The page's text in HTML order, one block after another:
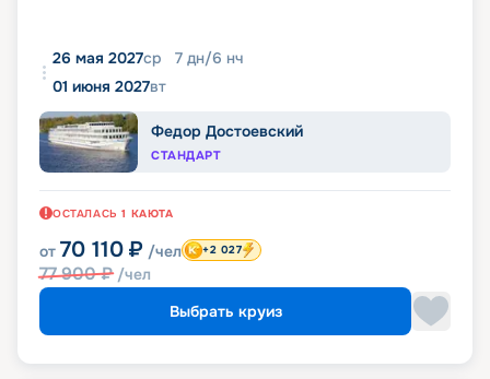
26 мая 2027ср 7 дн/6 нч
01 июня 2027вт
Федор Достоевский
СТАНДАРТ
ОСТАЛАСЬ 1 КАЮТА
от 70 110 ₽ /чел
77 900₽ /чел
+2 027
Выбрать круиз